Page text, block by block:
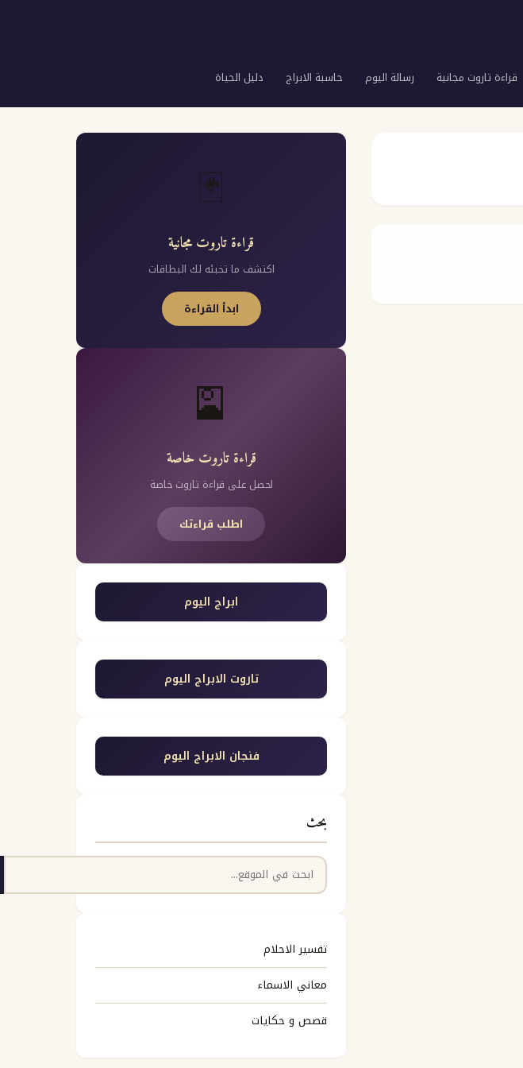
قراءة تاروت مجانية رسالة اليوم حاسبة الابراج دليل الحياة
🃏
قراءة تاروت مجانية
اكتشف ما تخبئه لك البطاقات
ابدأ القراءة
🎴
قراءة تاروت خاصة
احصل على قراءة تاروت خاصة
اطلب قراءتك
ابراج اليوم
تاروت الابراج اليوم
فنجان الابراج اليوم
بحث
البحث
تفسير الاحلام
معاني الاسماء
قصص و حكايات